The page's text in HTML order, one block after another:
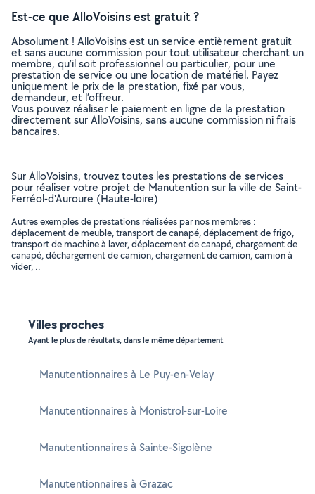
Est-ce que AlloVoisins est gratuit ?
Absolument ! AlloVoisins est un service entièrement gratuit
et sans aucune commission pour tout utilisateur cherchant un
membre, qu’il soit professionnel ou particulier, pour une
prestation de service ou une location de matériel. Payez
uniquement le prix de la prestation, fixé par vous,
demandeur, et l’offreur.
Vous pouvez réaliser le paiement en ligne de la prestation
directement sur AlloVoisins, sans aucune commission ni frais
bancaires.
Sur AlloVoisins, trouvez toutes les prestations de services
pour réaliser votre projet de Manutention sur la ville de Saint-
Ferréol-d'Auroure (Haute-loire)
Autres exemples de prestations réalisées par nos membres :
déplacement de meuble, transport de canapé, déplacement de frigo,
transport de machine à laver, déplacement de canapé, chargement de
canapé, déchargement de camion, chargement de camion, camion à
vider, ..
Villes proches
Ayant le plus de résultats, dans le même département
Manutentionnaires à Le Puy-en-Velay
Manutentionnaires à Monistrol-sur-Loire
Manutentionnaires à Sainte-Sigolène
Manutentionnaires à Grazac